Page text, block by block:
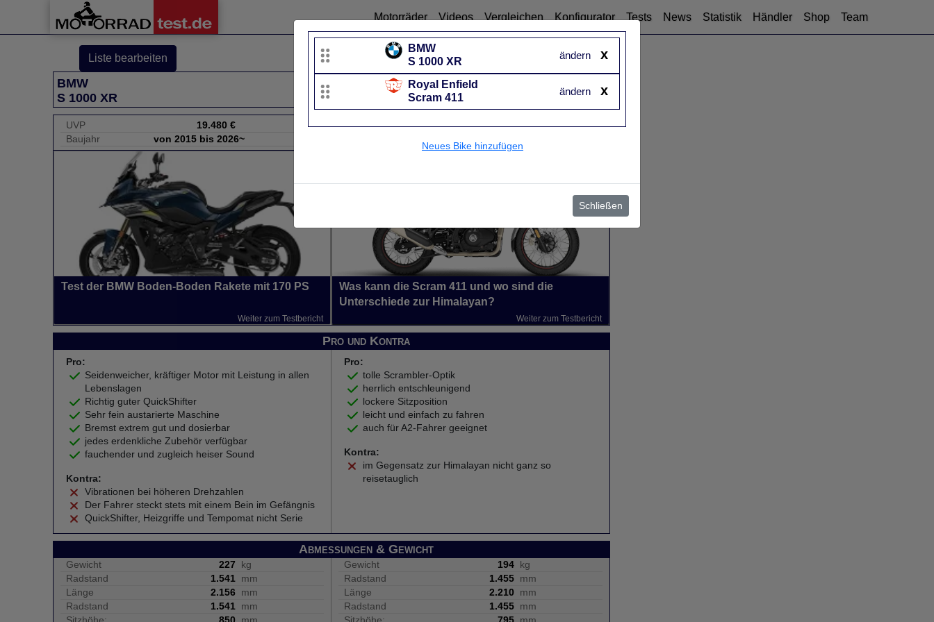
Motorräder Videos Vergleichen Konfigurator Tests News Statistik Händler Shop Team
Liste bearbeiten
BMW
S 1000 XR
Royal Enfield
UVP
19.480 €
Baujahr
von 2015 bis 2026~
UVP
4.990 €
Test der BMW Boden-Boden Rakete mit 170 PS
Weiter zum Testbericht
Was kann die Scram 411 und wo sind die
Unterschiede zur Himalayan?
Weiter zum Testbericht
Pro und Kontra
Pro:
Seidenweicher, kräftiger Motor mit Leistung in allen
Lebenslagen
Richtig guter QuickShifter
Sehr fein austarierte Maschine
Bremst extrem gut und dosierbar
jedes erdenkliche Zubehör verfügbar
fauchender und zugleich heiser Sound
Kontra:
Vibrationen bei höheren Drehzahlen
Der Fahrer steckt stets mit einem Bein im Gefängnis
QuickShifter, Heizgriffe und Tempomat nicht Serie
Pro:
tolle Scrambler-Optik
herrlich entschleunigend
lockere Sitzposition
leicht und einfach zu fahren
auch für A2-Fahrer geeignet
Kontra:
im Gegensatz zur Himalayan nicht ganz so
reisetauglich
Abmessungen & Gewicht
Gewicht 227
kg
Radstand
1.541
mm
Länge
2.156 mm
Radstand
1.541
mm
Gewicht 194 kg
Radstand
1.455 mm
Länge
2.210
mm
Radstand
1.455 mm
x
BMW
S 1000 XR
ändern
x
Royal Enfield
Scram 411
ändern
Neues Bike hinzufügen
Schließen